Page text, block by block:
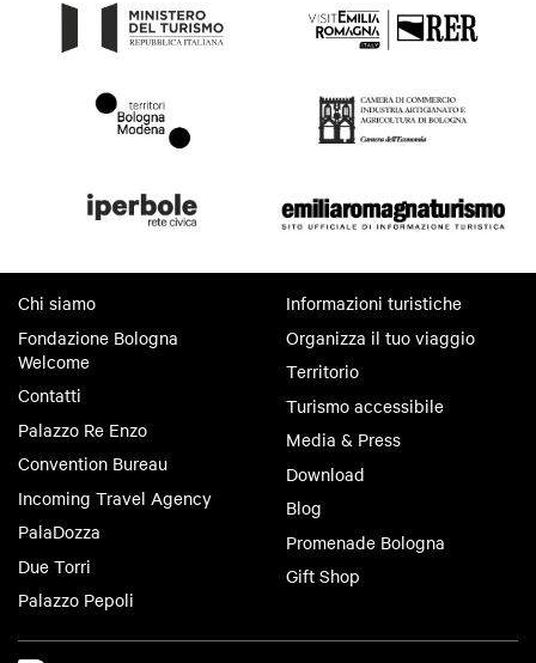
Chi siamo
Fondazione Bologna
Welcome
Contatti
Palazzo Re Enzo
Convention Bureau
Incoming Travel Agency
PalaDozza
Due Torri
Palazzo Pepoli
Informazioni turistiche
Organizza il tuo viaggio
Territorio
Turismo accessibile
Media & Press
Download
Blog
Promenade Bologna
Gift Shop